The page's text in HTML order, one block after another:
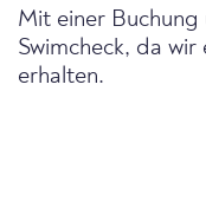
Mit einer
Swimcheck, da
erhalten.